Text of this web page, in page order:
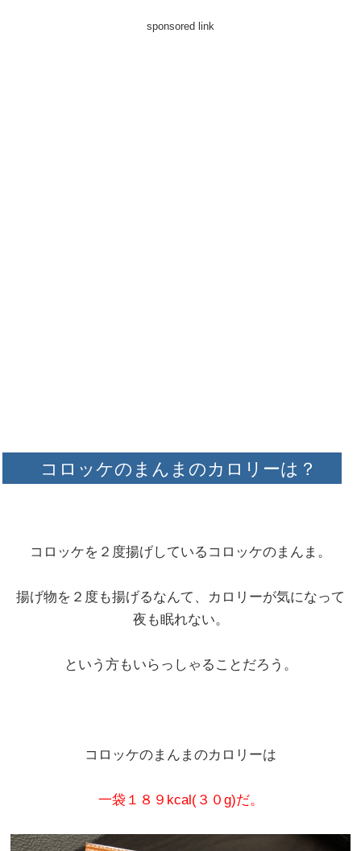
sponsored link
コロッケのまんまのカロリーは？
コロッケを２度揚げしているコロッケのまんま。
揚げ物を２度も揚げるなんて、カロリーが気になって
夜も眠れない。
という方もいらっしゃることだろう。
コロッケのまんまのカロリーは
一袋１８９kcal(３０g)だ。